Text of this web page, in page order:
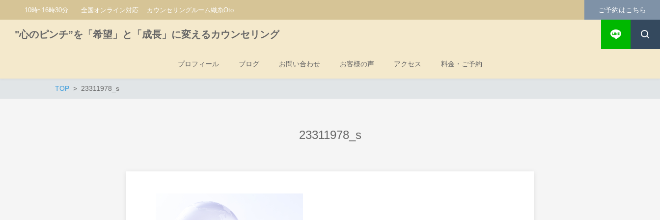
10時~16時30分 全国オンライン対応 カウンセリングルーム織糸Oto ご予約はこちら
"心のピンチ”を「希望」と「成長」に変えるカウンセリング
プロフィール ブログ お問い合わせ お客様の声 アクセス 料金・ご予約
TOP 23311978_s
23311978_s